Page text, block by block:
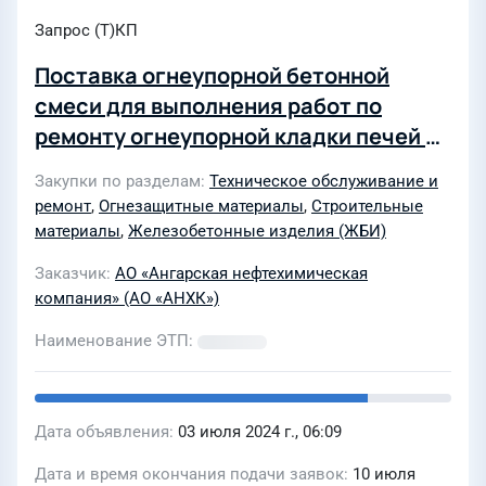
Запрос (Т)КП
Поставка огнеупорной бетонной
смеси для выполнения работ по
ремонту огнеупорной кладки печей на
Закупки по разделам Техническое обслуживание и
ремонт, Огнезащитные материалы, Строительные
материалы, Железобетонные изделия (ЖБИ)
Заказчик АО «Ангарская нефтехимическая
компания» (АО «АНХК»)
Наименование ЭТП
Дата объявления 03 июля 2024 г., 06:09
Дата и время окончания подачи заявок 10 июля